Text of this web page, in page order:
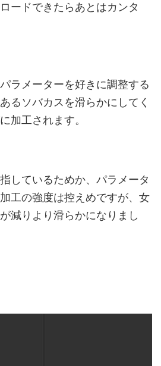
ードできたらあとはカンタ
ラメーターを好きに調整する
るソバカスを滑らかにしてく
加工されます。
しているためか、パラメータ
工の強度は控えめですが、女
減りより滑らかになりまし